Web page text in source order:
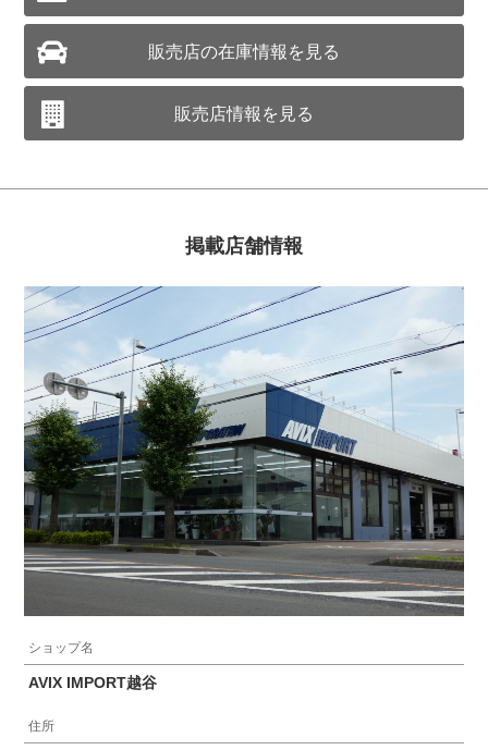
販売店の在庫情報を見る
販売店情報を見る
掲載店舗情報
ショップ名
AVIX IMPORT越谷
住所